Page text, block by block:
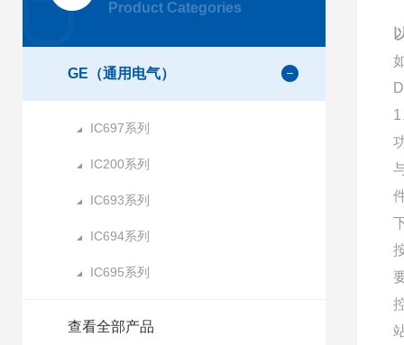
Product Categories
GE（通用电气）
IC697系列
IC200系列
IC693系列
IC694系列
IC695系列
查看全部产品